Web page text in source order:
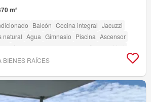
m²
Balcón Cocina integral Jacuzzi
natural Agua Gimnasio Piscina Ascensor
Acceso para personas con discapacidad
BIENES RAÍCES